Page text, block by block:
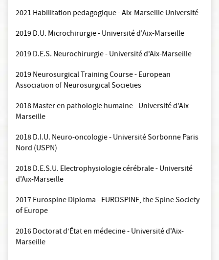
2021 Habilitation pedagogique - Aix-Marseille Université
2019 D.U. Microchirurgie - Université d'Aix-Marseille
2019 D.E.S. Neurochirurgie - Université d'Aix-Marseille
2019 Neurosurgical Training Course - European
Association of Neurosurgical Societies
2018 Master en pathologie humaine - Université d'Aix-
Marseille
2018 D.I.U. Neuro-oncologie - Université Sorbonne Paris
Nord (USPN)
2018 D.E.S.U. Electrophysiologie cérébrale - Université
d'Aix-Marseille
2017 Eurospine Diploma - EUROSPINE, the Spine Society
of Europe
2016 Doctorat d’État en médecine - Université d'Aix-
Marseille